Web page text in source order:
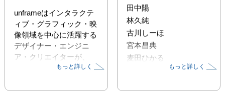
unframeはインタラクテ
ィブ・グラフィック・映
像領域を中心に活躍する
デザイナー・エンジニ
ア・クリエイターが、
各々の経験とスキルを組
げることによって、新た
もっと詳しく
田中陽
林久純
古川しーほ
宮本昌典
麦田ひかる
もっと詳しく